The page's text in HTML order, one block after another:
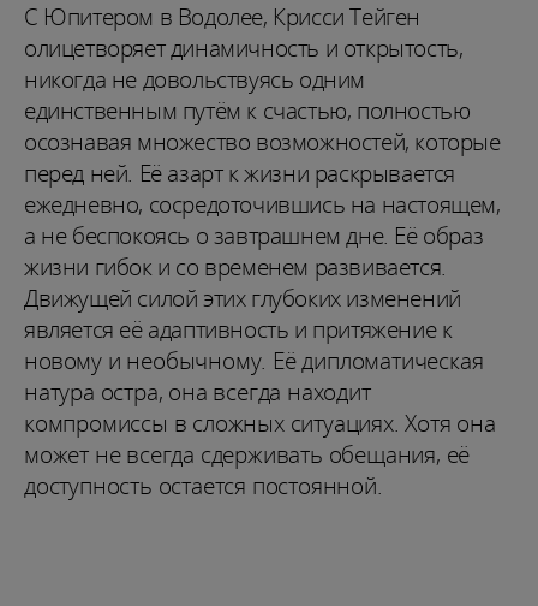
С Юпитером в Водолее, Крисси Тейген
олицетворяет динамичность и открытость,
никогда не довольствуясь одним
единственным путём к счастью, полностью
осознавая множество возможностей, которые
перед ней. Её азарт к жизни раскрывается
ежедневно, сосредоточившись на настоящем,
а не беспокоясь о завтрашнем дне. Её образ
жизни гибок и со временем развивается.
Движущей силой этих глубоких изменений
является её адаптивность и притяжение к
новому и необычному. Её дипломатическая
натура остра, она всегда находит
компромиссы в сложных ситуациях. Хотя она
может не всегда сдерживать обещания, её
доступность остается постоянной.